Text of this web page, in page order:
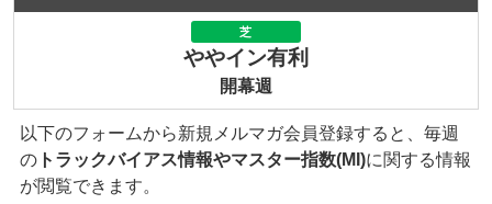
芝
ややイン有利
開幕週
以下のフォームから新規メルマガ会員登録すると、毎週
の トラックバイアス情報やマスター指数(MI)に関する情報
が閲覧できます。